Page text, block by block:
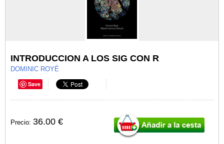
INTRODUCCION A LOS SIG CON R
DOMINIC ROYÉ
Save
Precio: 36.00 €